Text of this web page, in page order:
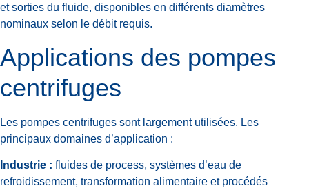
et sorties du fluide, disponibles en différents diamètres
nominaux selon le débit requis.
Applications des pompes
centrifuges
Les pompes centrifuges sont largement utilisées. Les
principaux domaines d’application :
Industrie : fluides de process, systèmes d’eau de
refroidissement, transformation alimentaire et procédés